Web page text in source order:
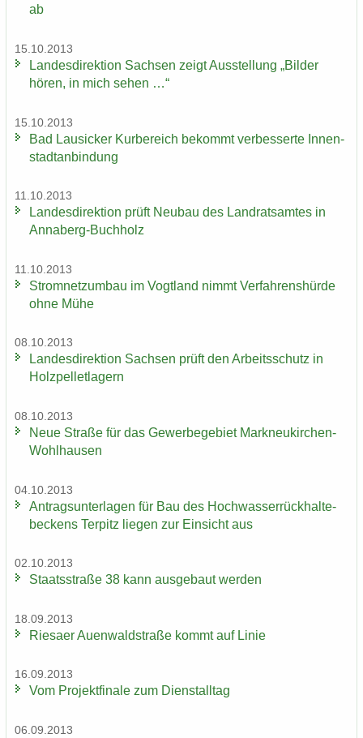
ab
15.10.2013
Lan­des­di­rek­ti­on Sach­sen zeigt Aus­stel­lung „Bil­der
hören, in mich sehen …“
15.10.2013
Bad Lau­si­cker Kur­be­reich be­kommt ver­bes­ser­te In­nen­
stadt­an­bin­dung
11.10.2013
Lan­des­di­rek­ti­on prüft Neu­bau des Land­rats­am­tes in
Annaberg-​Buchholz
11.10.2013
Strom­netz­um­bau im Vogt­land nimmt Ver­fah­rens­hür­de
ohne Mühe
08.10.2013
Lan­des­di­rek­ti­on Sach­sen prüft den Ar­beits­schutz in
Holz­pel­let­la­gern
08.10.2013
Neue Stra­ße für das Ge­wer­be­ge­biet Markneukirchen-​
Wohlhausen
04.10.2013
An­trags­un­ter­la­gen für Bau des Hoch­was­ser­rück­hal­te­
be­ckens Ter­pitz lie­gen zur Ein­sicht aus
02.10.2013
Staats­stra­ße 38 kann aus­ge­baut wer­den
18.09.2013
Rie­sa­er Au­en­wald­stra­ße kommt auf Linie
16.09.2013
Vom Pro­jekt­fi­na­le zum Dienst­all­tag
06.09.2013